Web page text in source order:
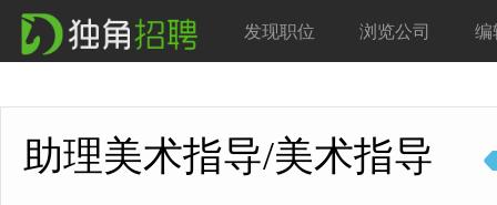
发现职位 浏览公司 编
助理美术指导/美术指导